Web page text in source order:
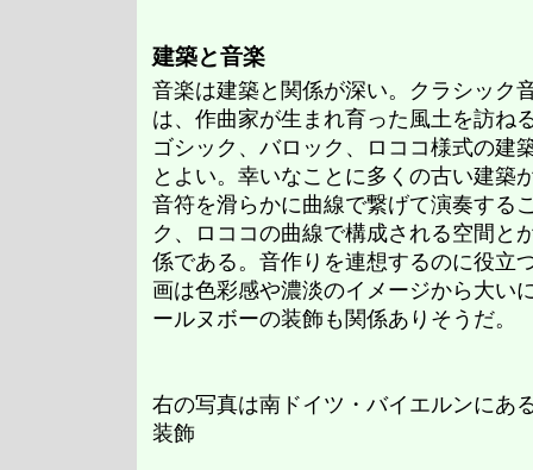
建築と音楽
音楽は建築と関係が深い。クラシック
は、作曲家が生まれ育った風土を訪ね
ゴシック、バロック、ロココ様式の建
とよい。幸いなことに多くの古い建築
音符を滑らかに曲線で繋げて演奏する
ク、ロココの曲線で構成される空間と
係である。音作りを連想するのに役立
画は色彩感や濃淡のイメージから大い
ールヌボーの装飾も関係ありそうだ。
右の写真は南ドイツ・バイエルンにあ
装飾